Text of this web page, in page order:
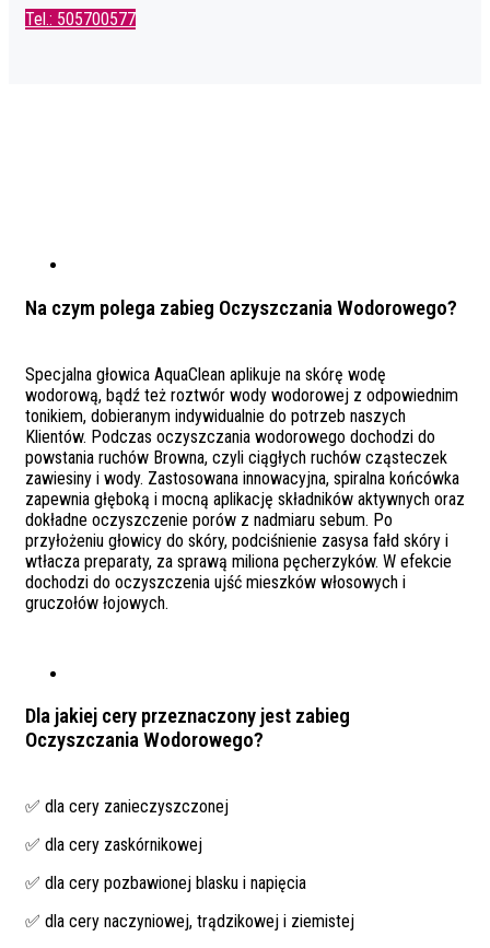
Tel.: 505700577
Na czym polega zabieg Oczyszczania Wodorowego?
Specjalna głowica AquaClean aplikuje na skórę wodę
wodorową, bądź też roztwór wody wodorowej z odpowiednim
tonikiem, dobieranym indywidualnie do potrzeb naszych
Klientów. Podczas oczyszczania wodorowego dochodzi do
powstania ruchów Browna, czyli ciągłych ruchów cząsteczek
zawiesiny i wody. Zastosowana innowacyjna, spiralna końcówka
zapewnia głęboką i mocną aplikację składników aktywnych oraz
dokładne oczyszczenie porów z nadmiaru sebum. Po
przyłożeniu głowicy do skóry, podciśnienie zasysa fałd skóry i
wtłacza preparaty, za sprawą miliona pęcherzyków. W efekcie
dochodzi do oczyszczenia ujść mieszków włosowych i
gruczołów łojowych.
Dla jakiej cery przeznaczony jest zabieg
Oczyszczania Wodorowego?
✅ dla cery zanieczyszczonej
✅ dla cery zaskórnikowej
✅ dla cery pozbawionej blasku i napięcia
✅ dla cery naczyniowej, trądzikowej i ziemistej